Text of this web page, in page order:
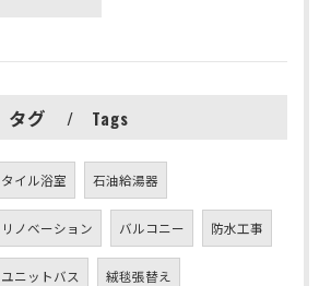
タグ Tags
タイル浴室 石油給湯器
リノベーション バルコニー 防水工事
ユニットバス 絨毯張替え